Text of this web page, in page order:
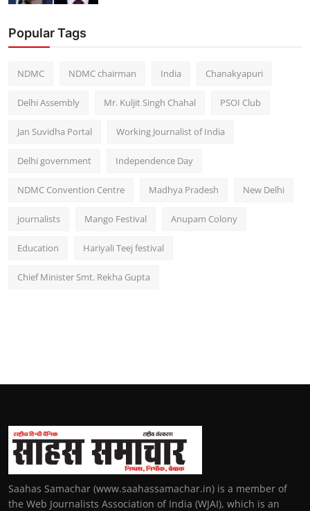
Popular Tags
NDMC NDMC chairman India Chanakyapuri
Delhi Assembly Mr. Kuljit Singh Chahal PSOI Club
Jan Suvidha Portal Working Journalist of India
Delhi government Independence Day
NDMC Convention Centre Madhya Pradesh New Delhi
journalists Mango Festival Anupam Colony
Education Hariyali Teej festival
Chief Minister Smt. Rekha Gupta
Saahas Samachar (www.saahassamachar.in) is a member of
the Web Journalists Association of India (WJAI), which is an